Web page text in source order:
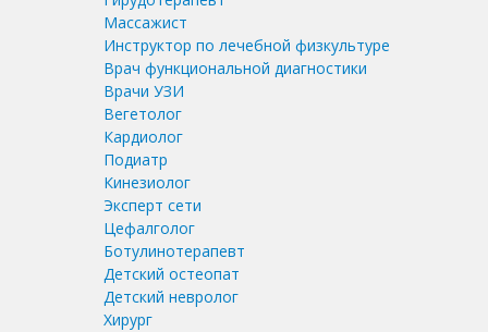
Массажист
Инструктор по лечебной физкультуре
Врач функциональной диагностики
Врачи УЗИ
Вегетолог
Кардиолог
Подиатр
Кинезиолог
Эксперт сети
Цефалголог
Ботулинотерапевт
Детский остеопат
Детский невролог
Хирург